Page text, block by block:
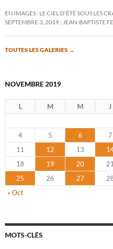
EN IMAGES : LE CIEL D’ÉTÉ SOUS LES
SEPTEMBRE 3, 2019 JEAN-BAPTISTE
TOUTES LES GALERIES →
NOVEMBRE 2019
L M M J
4
5 6 7
11
12 13
18
19 20 21
25
26 27
« Oct
MOTS-CLÉS